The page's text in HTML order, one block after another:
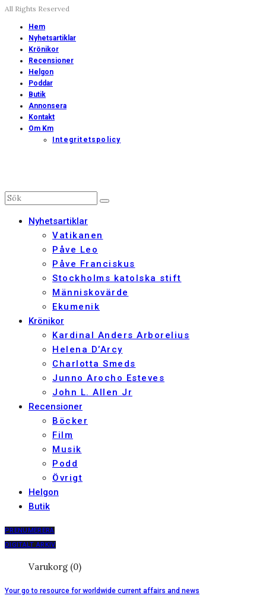
All Rights Reserved
Hem
Nyhetsartiklar
Krönikor
Recensioner
Helgon
Poddar
Butik
Annonsera
Kontakt
Om Km
Integritetspolicy
Nyhetsartiklar
Vatikanen
Påve Leo
Påve Franciskus
Stockholms katolska stift
Människovärde
Ekumenik
Krönikor
Kardinal Anders Arborelius
Helena D’Arcy
Charlotta Smeds
Junno Arocho Esteves
John L. Allen Jr
Recensioner
Böcker
Film
Musik
Podd
Övrigt
Helgon
Butik
PRENUMERERA
DIGITALT ARKIV
Varukorg (0)
Your go to resource for worldwide current affairs and news